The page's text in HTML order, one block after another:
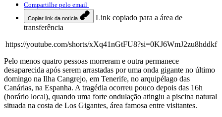
Compartilhe pelo email
Copiar link da notícia
Link copiado para a área de
transferência
https://youtube.com/shorts/xXq41nGtFU8?si=0KJ6WmJ2zu8hddkf
Pelo menos quatro pessoas morreram e outra permanece
desaparecida após serem arrastadas por uma onda gigante no último
domingo na Ilha Cangrejo, em Tenerife, no arquipélago das
Canárias, na Espanha. A tragédia ocorreu pouco depois das 16h
(horário local), quando uma forte ondulação atingiu a piscina natural
situada na costa de Los Gigantes, área famosa entre visitantes.